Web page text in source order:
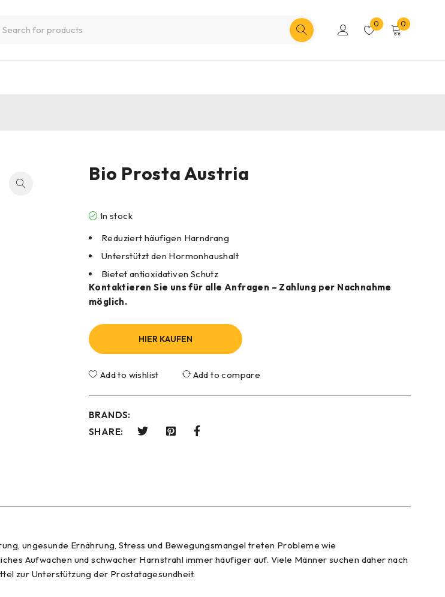
0 0
Bio Prosta Austria
In stock
Reduziert häufigen Harndrang
Unterstützt den Hormonhaushalt
Bietet antioxidativen Schutz
Kontaktieren Sie uns für alle Anfragen – Zahlung per Nachnahme
möglich.
HIER KAUFEN
Add to wishlist Add to compare
BRANDS:
SHARE:
ungesunde Ernährung, Stress und Bewegungsmangel treten Probleme wie
Aufwachen und schwacher Harnstrahl immer häufiger auf. Viele Männer suchen daher nach
zur Unterstützung der Prostatagesundheit.